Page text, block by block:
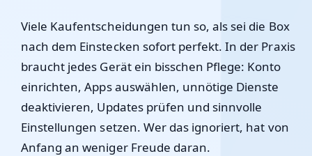
Viele Kaufentscheidungen tun so, als sei die Box
nach dem Einstecken sofort perfekt. In der Praxis
braucht jedes Gerät ein bisschen Pflege: Konto
einrichten, Apps auswählen, unnötige Dienste
deaktivieren, Updates prüfen und sinnvolle
Einstellungen setzen. Wer das ignoriert, hat von
Anfang an weniger Freude daran.